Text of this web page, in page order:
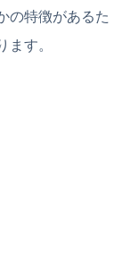
の特徴があるた
ます。